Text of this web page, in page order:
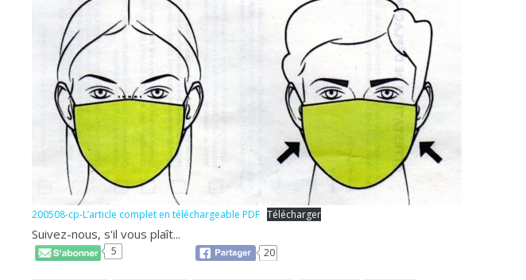
200508-cp-L’article complet en téléchargeable PDF Télécharger
Suivez-nous, s'il vous plaît...
5 20